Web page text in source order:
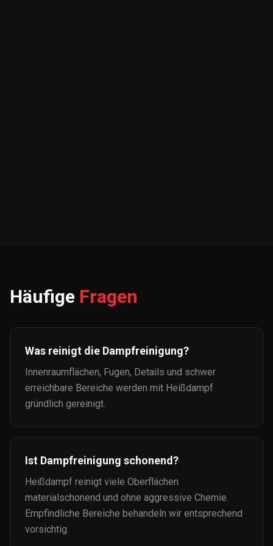
Häufige Fragen
Was reinigt die Dampfreinigung?
Innenraumflächen, Fugen, Details und schwer
erreichbare Bereiche werden mit Heißdampf
gründlich gereinigt.
Ist Dampfreinigung schonend?
Heißdampf reinigt viele Oberflächen
materialschonend und ohne aggressive Chemie.
Empfindliche Bereiche behandeln wir entsprechend
vorsichtig.